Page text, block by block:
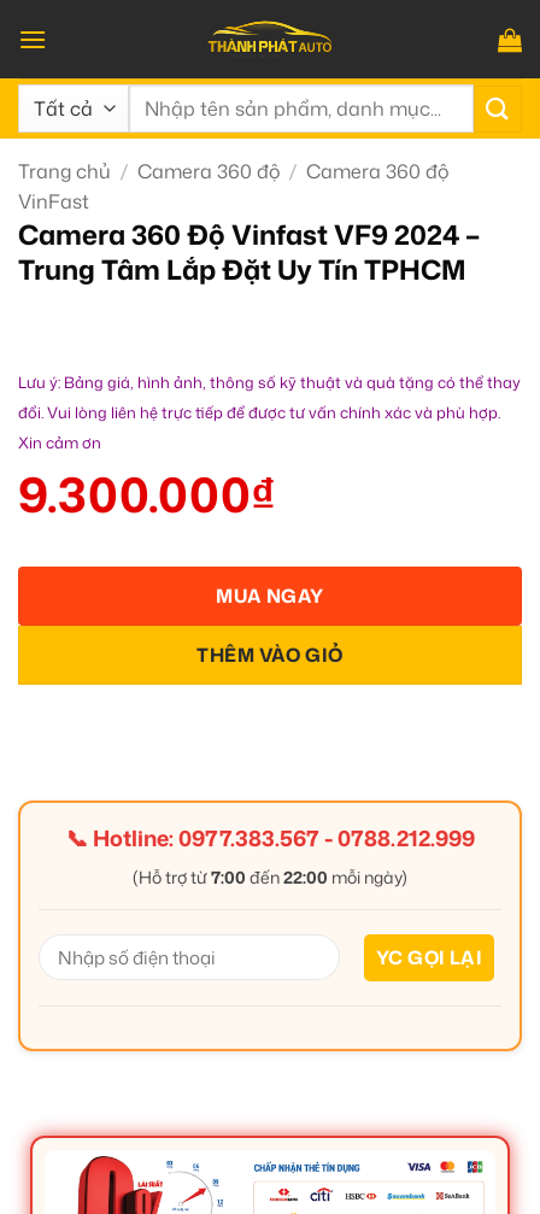
qua
nội
dung
Tìm
Trang chủ / Camera 360 độ / Camera 360 độ
VinFast
Camera 360 Độ Vinfast VF9 2024 –
Trung Tâm Lắp Đặt Uy Tín TPHCM
Lưu ý: Bảng giá, hình ảnh, thông số kỹ thuật và quà tặng có thể thay
đổi. Vui lòng liên hệ trực tiếp để được tư vấn chính xác và phù hợp.
Xin cảm ơn
9.300.000₫
THÊM VÀO GIỎ
MUA NGAY
📞 Hotline:0977.383.567-0788.212.999
(Hỗ trợ từ7:00 đến22:00 mỗi ngày)